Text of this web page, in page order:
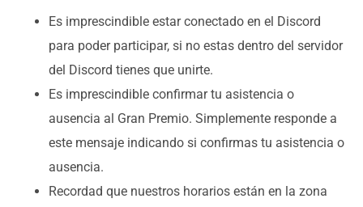
Es imprescindible estar conectado en el Discord
para poder participar, si no estas dentro del servidor
del Discord tienes que unirte.
Es imprescindible confirmar tu asistencia o
ausencia al Gran Premio. Simplemente responde a
este mensaje indicando si confirmas tu asistencia o
ausencia.
Recordad que nuestros horarios están en la zona